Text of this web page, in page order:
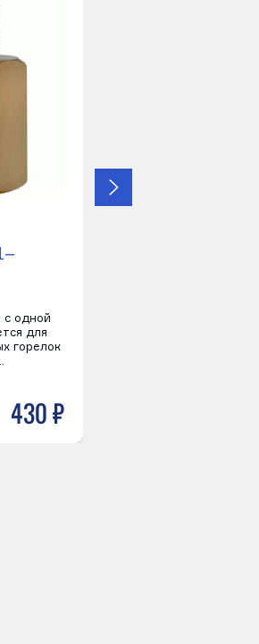
с одной
для
горелок
430 р